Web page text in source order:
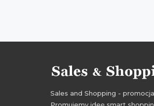
Sales and Shopping -
Promujemy ideę smart